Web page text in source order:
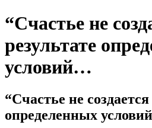
“Счастье не
результате
условий…
“Счастье не создается
определенных